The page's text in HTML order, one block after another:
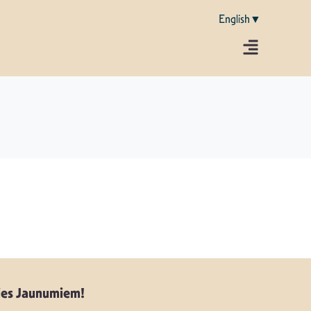
English▼
Jaunumiem!